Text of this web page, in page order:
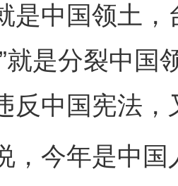
是中国领土，
就是分裂中国
反中国宪法
今年是中国